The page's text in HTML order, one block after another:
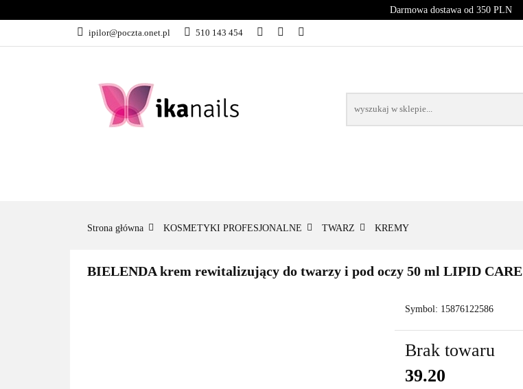
Darmowa dostawa od 350 PLN
ipilor@poczta.onet.pl 510 143 454KATEGORIE
Strona główna KOSMETYKI PROFESJONALNE TWARZ KREMY
BIELENDA krem rewitalizujący do twarzy i pod oczy 50 ml LIPID CARE
Symbol: 15876122586
Brak towaru
39.20